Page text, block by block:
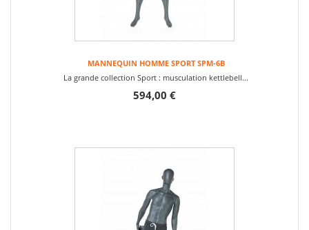
MANNEQUIN HOMME SPORT SPM-6B
La grande collection Sport : musculation kettlebell...
594,00 €